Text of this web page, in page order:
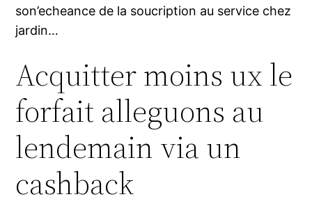
son’echeance de la soucription au service chez
jardin…
Acquitter moins ux le
forfait alleguons au
lendemain via un
cashback